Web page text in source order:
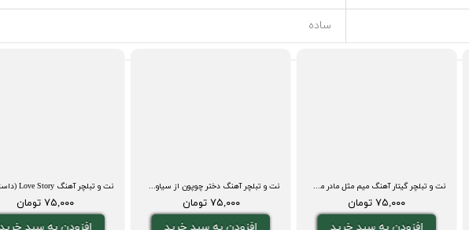
ساده
۷۵,۰۰۰ تومان ۷۵,۰۰۰ تومان ۷۵,۰۰۰ تومان
نت و تبلچر گیتار آهنگ بلاچاو bella ciao + بکینگ ترک و آکورد